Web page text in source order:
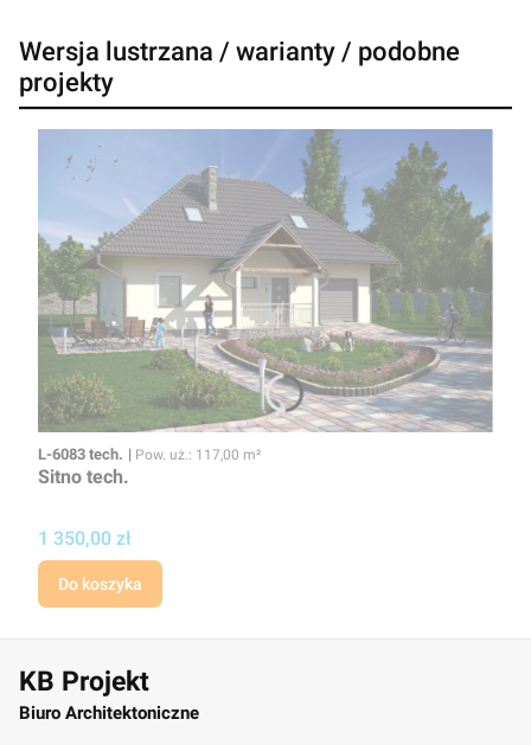
Wersja lustrzana / warianty / podobne
projekty
Kod
L-6083 tech. Powierzchnia użytkowa
Pow. uż.: 117,00 m²
Sitno tech.
Cena projektu
1 350,00 zł
Do koszyka
KB Projekt
Biuro Architektoniczne